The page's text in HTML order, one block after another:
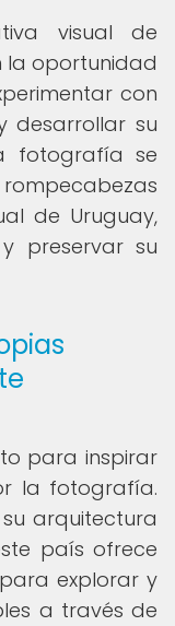
visual de
la oportunidad
con
desarrollar su
fotografía se
de Uruguay,
preservar su
para inspirar
la fotografía.
arquitectura
país ofrece
explorar y
a través de